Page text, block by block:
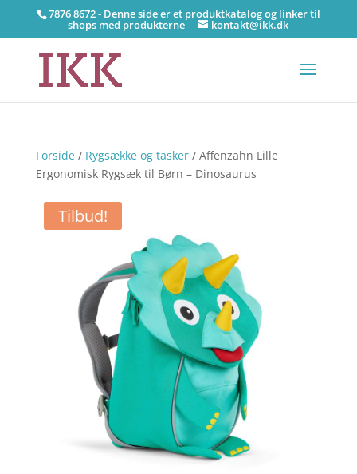
7876 8672 - Denne side er et produktkatalog og linker til
shops med produkterne kontakt@ikk.dk
Forside/ Rygsække og tasker/ Affenzahn Lille
Ergonomisk Rygsæk til Børn – Dinosaurus
Tilbud!